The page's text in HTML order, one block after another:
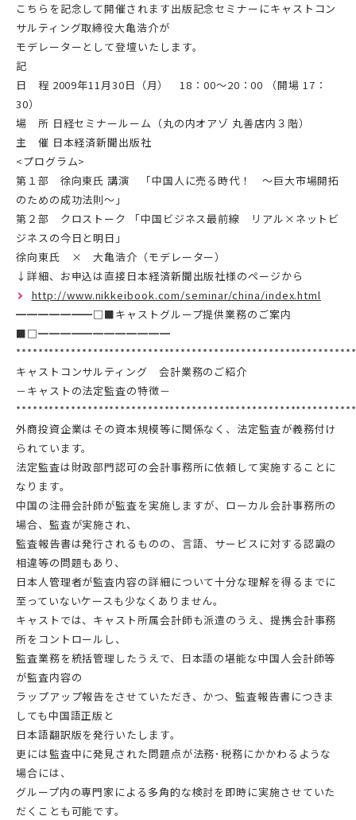
こちらを記念して開催されます出版記念セミナーにキャストコン
サルティング取締役大亀浩介が
モデレーターとして登壇いたします。
記
日 程 2009年11月30日（月） 18：00～20：00 （開場 17：
30）
場 所 日経セミナールーム（丸の内オアゾ 丸善店内３階）
主 催 日本経済新聞出版社
<プログラム>
第１部 徐向東氏 講演 「中国人に売る時代！ ～巨大市場開拓
のための成功法則～」
第２部 クロストーク 「中国ビジネス最前線 リアル×ネットビ
ジネスの今日と明日」
徐向東氏 × 大亀浩介（モデレーター）
↓詳細、お申込は直接日本経済新聞出版社様のページから
http://www.nikkeibook.com/seminar/china/index.html
━━━━━━━□■キャストグループ提供業務のご案内
■□━━━━━━━━━━━━
キャストコンサルティング 会計業務のご紹介
－キャストの法定監査の特徴－
外商投資企業はその資本規模等に関係なく、法定監査が義務付け
られています。
法定監査は財政部門認可の会計事務所に依頼して実施することに
なります。
中国の注冊会計師が監査を実施しますが、ローカル会計事務所の
場合、監査が実施され、
監査報告書は発行されるものの、言語、サービスに対する認識の
相違等の問題もあり、
日本人管理者が監査内容の詳細について十分な理解を得るまでに
至っていないケースも少なくありません。
キャストでは、キャスト所属会計師も派遣のうえ、提携会計事務
所をコントロールし、
監査業務を統括管理したうえで、日本語の堪能な中国人会計師等
が監査内容の
ラップアップ報告をさせていただき、かつ、監査報告書につきま
しても中国語正版と
日本語翻訳版を発行いたします。
更には監査中に発見された問題点が法務･税務にかかわるような
場合には、
グループ内の専門家による多角的な検討を即時に実施させていた
だくことも可能です。